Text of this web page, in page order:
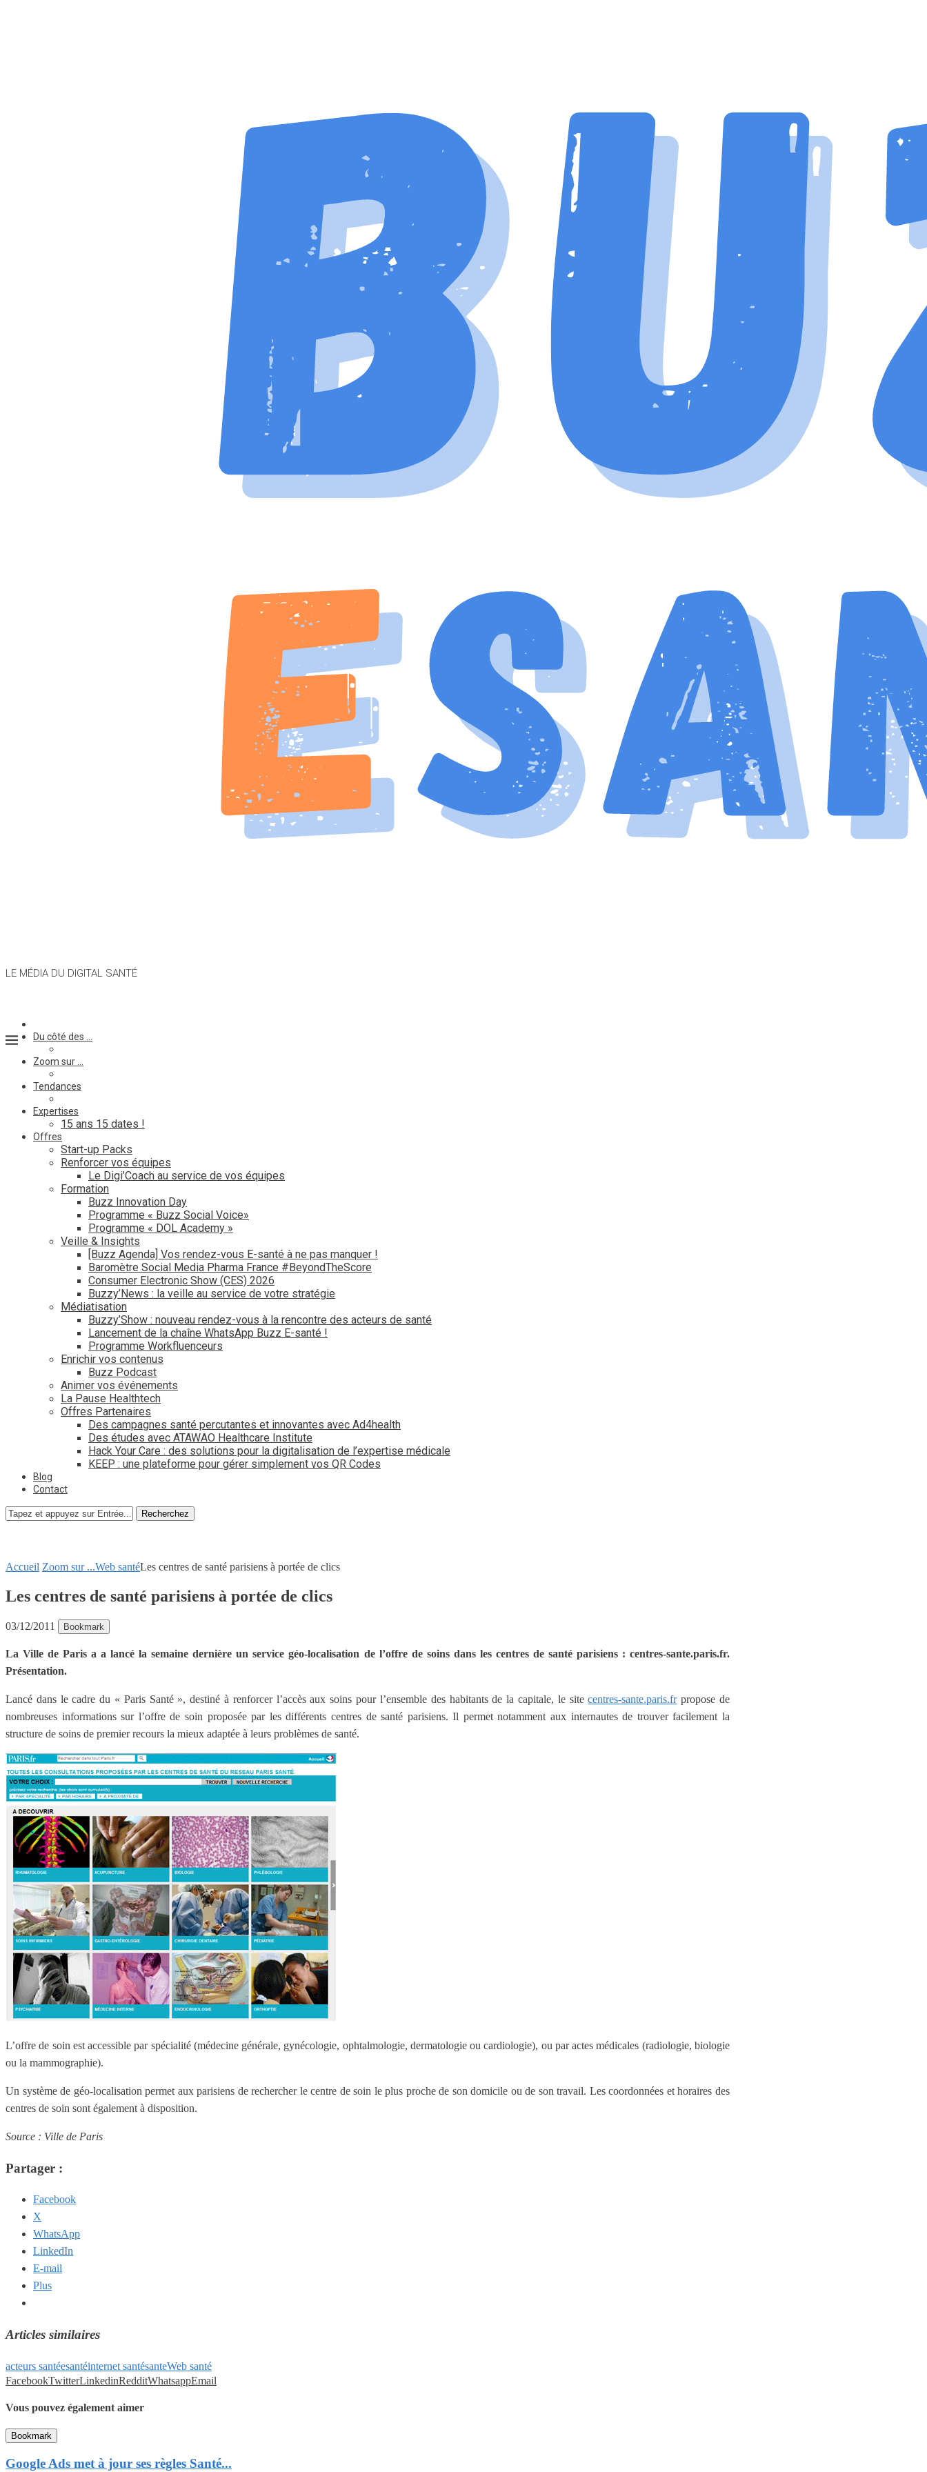
LE MÉDIA DU DIGITAL SANTÉ
Du côté des …
Zoom sur …
Tendances
Expertises
15 ans 15 dates !
Offres
Start-up Packs
Renforcer vos équipes
Le Digi’Coach au service de vos équipes
Formation
Buzz Innovation Day
Programme « Buzz Social Voice»
Programme « DOL Academy »
Veille & Insights
[Buzz Agenda] Vos rendez-vous E-santé à ne pas manquer !
Baromètre Social Media Pharma France #BeyondTheScore
Consumer Electronic Show (CES) 2026
Buzzy’News : la veille au service de votre stratégie
Médiatisation
Buzzy’Show : nouveau rendez-vous à la rencontre des acteurs de santé
Lancement de la chaîne WhatsApp Buzz E-santé !
Programme Workfluenceurs
Enrichir vos contenus
Buzz Podcast
Animer vos événements
La Pause Healthtech
Offres Partenaires
Des campagnes santé percutantes et innovantes avec Ad4health
Des études avec ATAWAO Healthcare Institute
Hack Your Care : des solutions pour la digitalisation de l’expertise médicale
KEEP : une plateforme pour gérer simplement vos QR Codes
Blog
Contact
Recherchez
Accueil Zoom sur ...Web santéLes centres de santé parisiens à portée de clics
Les centres de santé parisiens à portée de clics
03/12/2011 Bookmark
La Ville de Paris a a lancé la semaine dernière un service géo-localisation de l’offre de soins dans les centres de santé parisiens : centres-sante.paris.fr.
Présentation.
Lancé dans le cadre du « Paris Santé », destiné à renforcer l’accès aux soins pour l’ensemble des habitants de la capitale, le sitecentres-sante.paris.frpropose de
nombreuses informations sur l’offre de soin proposée par les différents centres de santé parisiens. Il permet notamment aux internautes de trouver facilement la
structure de soins de premier recours la mieux adaptée à leurs problèmes de santé.
L’offre de soin est accessible par spécialité (médecine générale, gynécologie, ophtalmologie, dermatologie ou cardiologie), ou par actes médicales (radiologie, biologie
ou la mammographie).
Un système de géo-localisation permet aux parisiens de rechercher le centre de soin le plus proche de son domicile ou de son travail. Les coordonnées et horaires des
centres de soin sont également à disposition.
Source : Ville de Paris
Partager :
Facebook
X
WhatsApp
LinkedIn
E-mail
Plus
Articles similaires
acteurs santéesantéinternet santésanteWeb santé
FacebookTwitterLinkedinRedditWhatsappEmail
Vous pouvez également aimer
Bookmark
Google Ads met à jour ses règles Santé...